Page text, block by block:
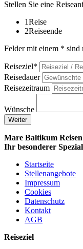
Stellen Sie eine
1Reise
2Reiseende
Felder mit einem * sind
Reiseziel*
Reisedauer
Reisezeitraum
Wünsche
Weiter
Mare Baltikum
Ihr besonderer
Startseite
Stellenangebote
Impressum
Cookies
Datenschutz
Kontakt
AGB
Reiseziel